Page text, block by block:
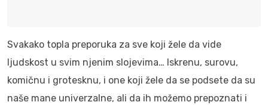
Svakako topla preporuka za sve koji žele da vide
ljudskost u svim njenim slojevima… Iskrenu, surovu,
komičnu i grotesknu, i one koji žele da se podsete da su
naše mane univerzalne, ali da ih možemo prepoznati i